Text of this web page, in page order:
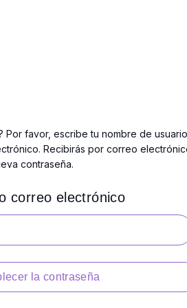
Por favor, escribe tu nombre de usuario
Recibirás por correo
contraseña.
correo electrónico
la contraseña